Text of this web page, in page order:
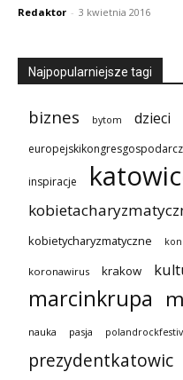
Redaktor - 3 kwietnia 2016
Najpopularniejsze tagi
biznes bytom dzieci
inspiracje
kobietycharyzmatyczne
koronawirus krakow
marcinkrupa
nauka pasja
prezydentkatowic